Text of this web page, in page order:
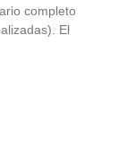
completo
El